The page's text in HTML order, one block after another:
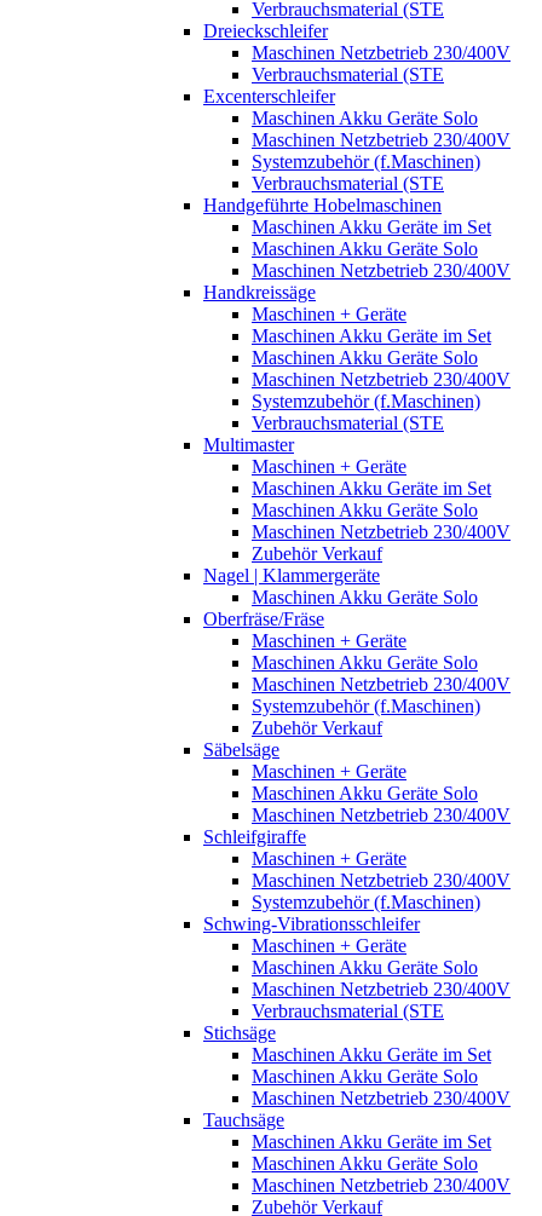
Verbrauchsmaterial (STE
Dreieckschleifer
Maschinen Netzbetrieb 230/400V
Verbrauchsmaterial (STE
Excenterschleifer
Maschinen Akku Geräte Solo
Maschinen Netzbetrieb 230/400V
Systemzubehör (f.Maschinen)
Verbrauchsmaterial (STE
Handgeführte Hobelmaschinen
Maschinen Akku Geräte im Set
Maschinen Akku Geräte Solo
Maschinen Netzbetrieb 230/400V
Handkreissäge
Maschinen + Geräte
Maschinen Akku Geräte im Set
Maschinen Akku Geräte Solo
Maschinen Netzbetrieb 230/400V
Systemzubehör (f.Maschinen)
Verbrauchsmaterial (STE
Multimaster
Maschinen + Geräte
Maschinen Akku Geräte im Set
Maschinen Akku Geräte Solo
Maschinen Netzbetrieb 230/400V
Zubehör Verkauf
Nagel | Klammergeräte
Maschinen Akku Geräte Solo
Oberfräse/Fräse
Maschinen + Geräte
Maschinen Akku Geräte Solo
Maschinen Netzbetrieb 230/400V
Systemzubehör (f.Maschinen)
Zubehör Verkauf
Säbelsäge
Maschinen + Geräte
Maschinen Akku Geräte Solo
Maschinen Netzbetrieb 230/400V
Schleifgiraffe
Maschinen + Geräte
Maschinen Netzbetrieb 230/400V
Systemzubehör (f.Maschinen)
Schwing-Vibrationsschleifer
Maschinen + Geräte
Maschinen Akku Geräte Solo
Maschinen Netzbetrieb 230/400V
Verbrauchsmaterial (STE
Stichsäge
Maschinen Akku Geräte im Set
Maschinen Akku Geräte Solo
Maschinen Netzbetrieb 230/400V
Tauchsäge
Maschinen Akku Geräte im Set
Maschinen Akku Geräte Solo
Maschinen Netzbetrieb 230/400V
Zubehör Verkauf